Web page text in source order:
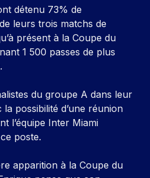
détenu 73% de
leurs trois matchs de
présent à la Coupe du
1 500 passes de plus
du groupe A dans leur
possibilité d’une réunion
l’équipe Inter Miami
poste.
apparition à la Coupe du